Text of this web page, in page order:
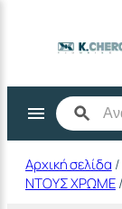
περιεχόμενο
Αρχική σελίδα /
ΝΤΟΥΣ ΧΡΩΜΕ